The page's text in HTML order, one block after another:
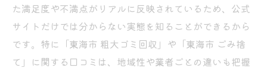
た満足度や不満点がリアルに反映されているため、公式
サイトだけでは分からない実態を知ることができるから
です。特に「東海市 粗大ゴミ回収」や「東海市 ごみ捨
て」に関する口コミは、地域性や業者ごとの違いも把握